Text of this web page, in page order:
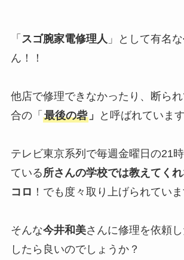
「 スゴ腕家電修理人 」として有名な
ん！！
他店で修理できなかったり、断ら
合の「 最後の砦」 と呼ばれています
テレビ東京系列で毎週金曜日の21
ている 所さんの学校では教えてく
コロ ！でも度々取り上げられていま
そんな今井和美さんに修理を依頼
したら良いのでしょうか？